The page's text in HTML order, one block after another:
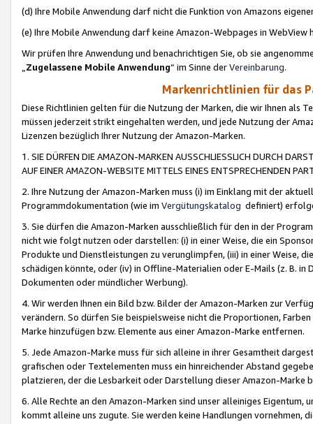
(d) Ihre Mobile Anwendung darf nicht die Funktion von Amazons
(e) Ihre Mobile Anwendung darf keine Amazon-Webpages in WebView
Wir prüfen Ihre Anwendung und benachrichtigen Sie, ob sie
„Zugelassene Mobile Anwendung“ im Sinne derVereinbarung.
Markenrichtlinien für das
Diese Richtlinien gelten für die Nutzung der Marken, die wir Ihnen als
müssen jederzeit strikt eingehalten werden, und jede Nutzung der
Lizenzen bezüglich Ihrer Nutzung der Amazon-Marken.
1. SIE DÜRFEN DIE AMAZON-MARKEN AUSSCHLIESSLICH DURCH
AUF EINER AMAZON-WEBSITE MITTELS EINES ENTSPRECHENDEN
2. Ihre Nutzung der Amazon-Marken muss (i) im Einklang mit der
Programmdokumentation (wie im Vergütungskatalog definiert)
3. Sie dürfen die Amazon-Marken ausschließlich für den in der
nicht wie folgt nutzen oder darstellen: (i) in einer Weise, die ein
Produkte und Dienstleistungen zu verunglimpfen, (iii) in einer Weise,
schädigen könnte, oder (iv) in Offline-Materialien oder E-Mails (z. B. in
Dokumenten oder mündlicher Werbung).
4. Wir werden Ihnen ein Bild bzw. Bilder der Amazon-Marken zur
verändern. So dürfen Sie beispielsweise nicht die Proportionen,
Marke hinzufügen bzw. Elemente aus einer Amazon-Marke entfernen.
5. Jede Amazon-Marke muss für sich alleine in ihrer Gesamtheit
grafischen oder Textelementen muss ein hinreichender Abstand
platzieren, der die Lesbarkeit oder Darstellung dieser Amazon-Marke
6. Alle Rechte an den Amazon-Marken sind unser alleiniges
kommt alleine uns zugute. Sie werden keine Handlungen vornehmen,